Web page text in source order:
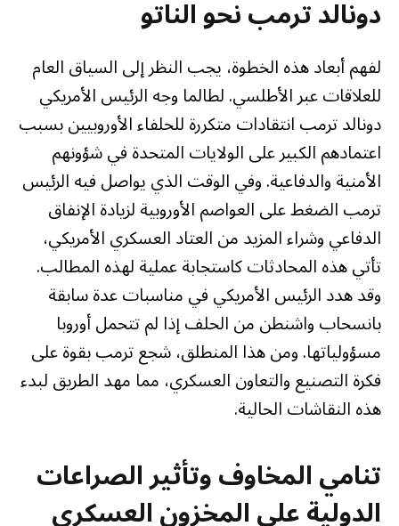
دونالد ترمب نحو الناتو
لفهم أبعاد هذه الخطوة، يجب النظر إلى السياق العام
للعلاقات عبر الأطلسي. لطالما وجه الرئيس الأمريكي
دونالد ترمب انتقادات متكررة للحلفاء الأوروبيين بسبب
اعتمادهم الكبير على الولايات المتحدة في شؤونهم
الأمنية والدفاعية. وفي الوقت الذي يواصل فيه الرئيس
ترمب الضغط على العواصم الأوروبية لزيادة الإنفاق
الدفاعي وشراء المزيد من العتاد العسكري الأمريكي،
تأتي هذه المحادثات كاستجابة عملية لهذه المطالب.
وقد هدد الرئيس الأمريكي في مناسبات عدة سابقة
بانسحاب واشنطن من الحلف إذا لم تتحمل أوروبا
مسؤولياتها. ومن هذا المنطلق، شجع ترمب بقوة على
فكرة التصنيع والتعاون العسكري، مما مهد الطريق لبدء
هذه النقاشات الحالية.
تنامي المخاوف وتأثير الصراعات
الدولية على المخزون العسكري